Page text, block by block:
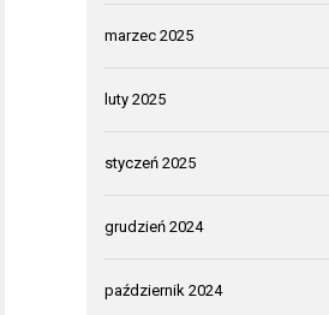
marzec 2025
luty 2025
styczeń 2025
grudzień 2024
październik 2024